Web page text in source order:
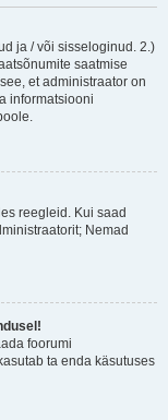
ja / või sisseloginud. 2.)
saatmise
et administraator on
informatsiooni
reegleid. Kui saad
Nemad
foorumi
ta enda käsutuses